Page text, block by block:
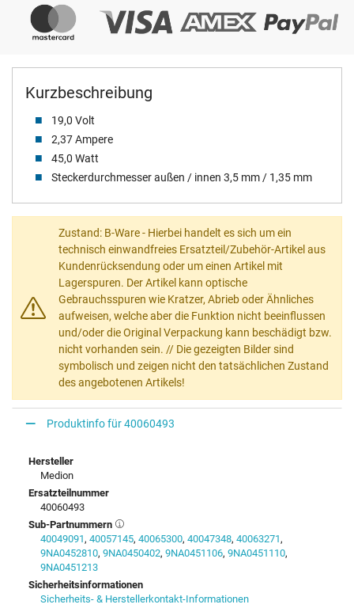
Kurzbeschreibung
19,0 Volt
2,37 Ampere
45,0 Watt
Steckerdurchmesser außen / innen 3,5 mm / 1,35 mm
Zustand: B-Ware - Hierbei handelt es sich um ein
technisch einwandfreies Ersatzteil/Zubehör-Artikel aus
Kundenrücksendung oder um einen Artikel mit
Lagerspuren. Der Artikel kann optische
Gebrauchsspuren wie Kratzer, Abrieb oder Ähnliches
aufweisen, welche aber die Funktion nicht beeinflussen
und/oder die Original Verpackung kann beschädigt bzw.
nicht vorhanden sein. // Die gezeigten Bilder sind
symbolisch und zeigen nicht den tatsächlichen Zustand
des angebotenen Artikels!
Produktinfo für 40060493
Hersteller
Medion
Ersatzteilnummer
40060493
Sub-Partnummern
40049091, 40057145, 40065300, 40047348, 40063271,
9NA0452810, 9NA0450402, 9NA0451106, 9NA0451110,
9NA0451213
Sicherheitsinformationen
Sicherheits- & Herstellerkontakt-Informationen